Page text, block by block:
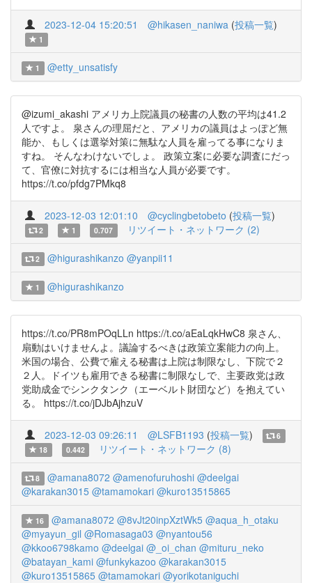
2023-12-04 15:20:51 @hikasen_naniwa (投稿一覧)
1
1 @etty_unsatisfy
@izumi_akashi アメリカ上院議員の秘書の人数の平均は41.2
人ですよ。 泉さんの理屈だと、アメリカの議員はよっぽど無
能か、もしくは選挙対策に無駄な人員を雇ってる事になりま
すね。 そんなわけないでしょ。 政策立案に必要な調査にだっ
て、官僚に対抗するには相当な人員が必要です。
https://t.co/pfdg7PMkq8
2023-12-03 12:01:10 @cyclingbetobeto (投稿一覧)
2 1 0.707 リツイート・ネットワーク (2)
2 @higurashikanzo @yanpii11
1 @higurashikanzo
https://t.co/PR8mPOqLLn https://t.co/aEaLqkHwC8 泉さん、
扇動はいけませんよ。議論するべきは政策立案能力の向上。
米国の場合、公費で雇える秘書は上院は制限なし、下院で２
２人。ドイツも雇用できる秘書に制限なしで、主要政党は政
党助成金でシンクタンク（エーベルト財団など）を抱えてい
る。 https://t.co/jDJbAjhzuV
2023-12-03 09:26:11 @LSFB1193 (投稿一覧)
6
18
0.442 リツイート・ネットワーク (8)
8 @amana8072 @amenofuruhoshi @deelgai
@karakan3015 @tamamokari @kuro13515865
16 @amana8072 @8vJt20inpXztWk5 @aqua_h_otaku
@myayun_gil @Romasaga03 @nyantou56
@kkoo6798kamo @deelgai @_oi_chan @mituru_neko
@batayan_kami @funkykazoo @karakan3015
@kuro13515865 @tamamokari @yorikotaniguchi